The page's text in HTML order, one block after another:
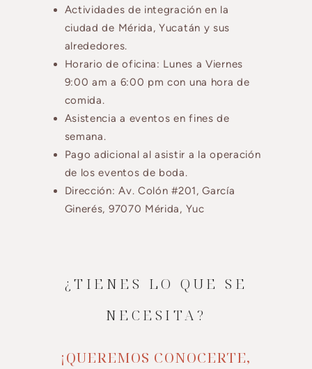
Actividades de integración en la
ciudad de Mérida, Yucatán y sus
alrededores.
Horario de oficina: Lunes a Viernes
9:00 am a 6:00 pm con una hora de
comida.
Asistencia a eventos en fines de
semana.
Pago adicional al asistir a la operación
de los eventos de boda.
Dirección: Av. Colón #201, García
Ginerés, 97070 Mérida, Yuc
¿TIENES LO QUE SE
NECESITA?
¡QUEREMOS CONOCERTE,